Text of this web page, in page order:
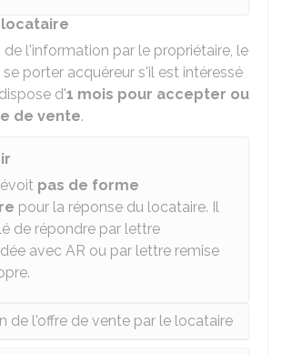
locataire
de l'information par le propriétaire, le
porter acquéreur s'il est intéressé
d'1 mois pour accepter ou
de vente.
pas de forme
pour la réponse du locataire. Il
de répondre par lettre
avec AR ou par lettre remise
de l'offre de vente par le locataire